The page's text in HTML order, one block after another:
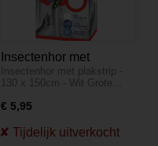
Insectenhor met
plakstrip - 130 x 150cm
- Wit
Insectenhor met plakstrip -
130 x 150cm - Wit Grote…
€ 5,95